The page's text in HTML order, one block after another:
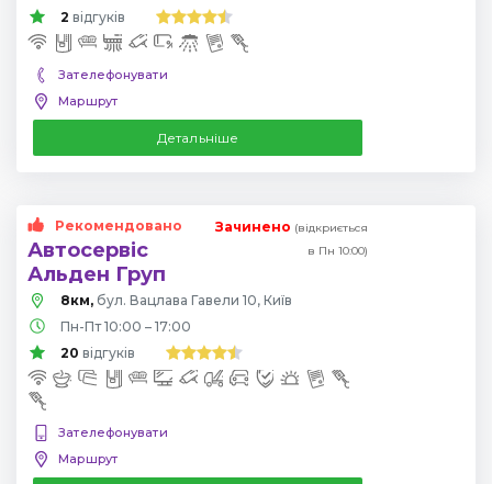
2 відгуків
Зателефонувати
Маршрут
Детальніше
Рекомендовано
Автосервіс
Альден Груп
Зачинено (відкриється
в Пн 10:00)
8км, бул. Вацлава Гавели 10, Київ
Пн-Пт 10:00 – 17:00
20 відгуків
Зателефонувати
Маршрут